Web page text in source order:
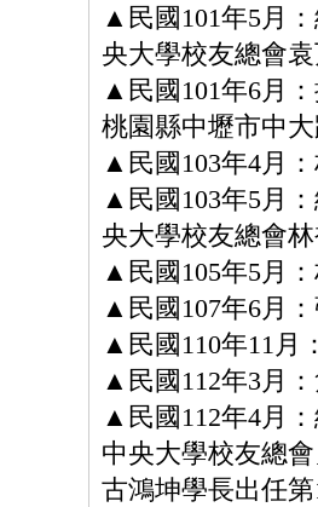
▲民國101年5月
央大學校友總會
▲民國101年6月
桃園縣中壢市中
▲民國103年4月
▲民國103年5月
央大學校友總會
▲民國105年5月
▲民國107年6月
▲民國110年11月
▲民國112年3月
▲民國112年4月
中央大學校友總
古鴻坤學長出任